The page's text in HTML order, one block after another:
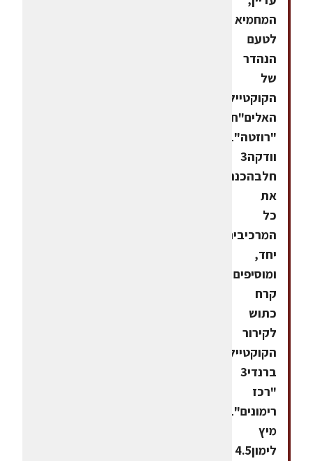
המחמיא
לטעם
הנהדר
של
הקוקטייל."משקה
"רוזטה"1
וודקה3
חלבהכנה:מערבבים
את
כל
המרכיבים
יחד,
ומוסיפים
קרח
כתוש
לקירור
ברנדי3
"רכז
רימונים"1
מיץ
לימון4.5